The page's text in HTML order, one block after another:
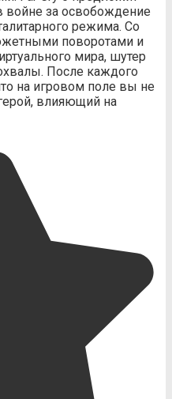
за освобождение
режима. Со
поворотами и
мира, шутер
После каждого
на игровом поле вы не
влияющий на